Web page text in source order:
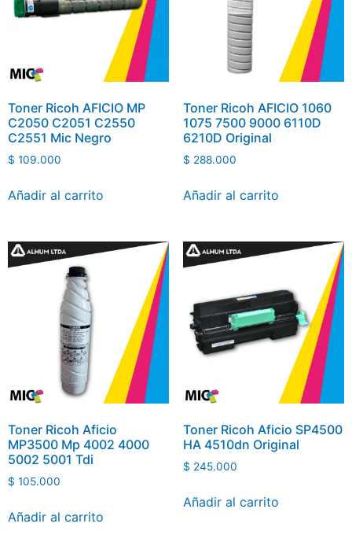
Toner Ricoh AFICIO MP
C2050 C2051 C2550
C2551 Mic Negro
$ 109.000
Añadir al carrito
Toner Ricoh AFICIO 1060
1075 7500 9000 6110D
6210D Original
$ 288.000
Añadir al carrito
Toner Ricoh Aficio
MP3500 Mp 4002 4000
5002 5001 Tdi
$ 105.000
Añadir al carrito
Toner Ricoh Aficio SP4500
HA 4510dn Original
$ 245.000
Añadir al carrito